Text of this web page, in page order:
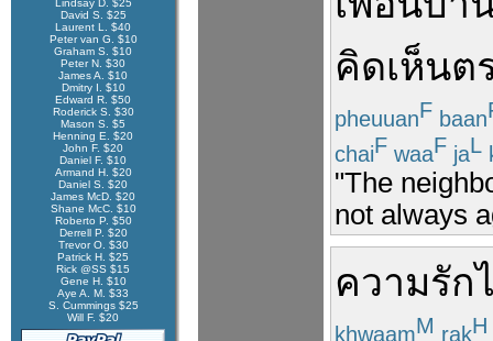
Lindsay D. $25
David S. $25
Laurent L. $40
Peter van G. $10
Graham S. $10
Peter N. $30
James A. $10
Dmitry I. $10
Edward R. $50
Roderick S. $30
Mason S. $5
Henning E. $20
John F. $20
Daniel F. $10
Armand H. $20
Daniel S. $20
James McD. $20
Shane McC. $10
Roberto P. $50
Derrell P. $20
Trevor O. $30
Patrick H. $25
Rick @SS $15
Gene H. $10
Aye A. M. $33
S. Cummings $25
Will F. $20
คิดเห็นต
pheuuanF baan
chaiF waaF jaL
"The
not always
ความรัก
khwaamM rakH